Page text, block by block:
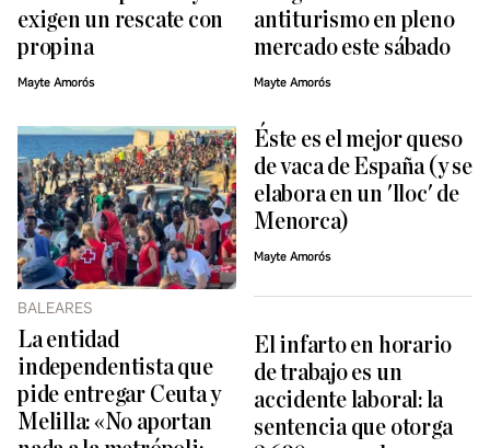
exigen un rescate con
propina
Mayte Amorós
antiturismo en pleno
mercado este sábado
Mayte Amorós
BALEARES
La entidad
independentista que
pide entregar Ceuta y
Melilla: «No aportan
Éste es el mejor queso
de vaca de España (y se
elabora en un 'lloc' de
Menorca)
Mayte Amorós
El infarto en horario
de trabajo es un
accidente laboral: la
sentencia que otorga